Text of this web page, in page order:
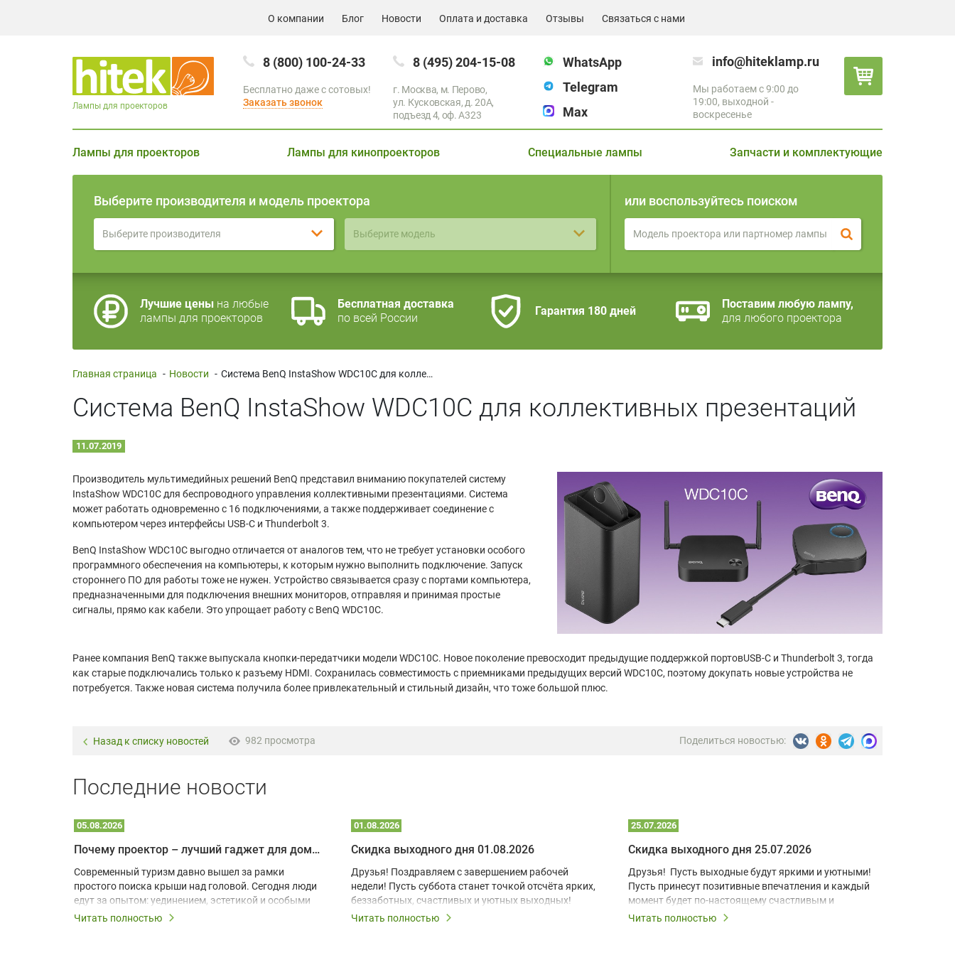
О компании Блог Новости Оплата и доставка Отзывы Связаться с нами
8 (800) 100-24-33
Бесплатно даже с сотовых!
Заказать звонок
8 (495) 204-15-08
г. Москва, м. Перово,
ул. Кусковская, д. 20А,
подъезд 4, оф. A323
WhatsApp
Telegram
Max
info@hiteklamp.ru
Мы работаем с 9:00 до
19:00, выходной -
воскресенье
Лампы для проекторов
Лампы для проекторов Лампы для кинопроекторов Специальные лампы Запчасти и комплектующие
Выберите производителя и модель проектора
Выберите производителя Выберите модель
или воспользуйтесь поиском
Лучшие цены на любые
лампы для проекторов
Бесплатная доставка
по всей России
Гарантия 180 дней
Поставим любую лампу,
для любого проектора
Главная страница - Новости - Система BenQ InstaShow WDC10C для коллективных презентаций
Система BenQ InstaShow WDC10C для коллективных презентаций
11.07.2019
Производитель мультимедийных решений BenQ представил вниманию покупателей систему
InstaShow WDC10C для беспроводного управления коллективными презентациями. Система
может работать одновременно с 16 подключениями, а также поддерживает соединение с
компьютером через интерфейсы USB-C и Thunderbolt 3.
BenQ InstaShow WDC10C выгодно отличается от аналогов тем, что не требует установки особого
программного обеспечения на компьютеры, к которым нужно выполнить подключение. Запуск
стороннего ПО для работы тоже не нужен. Устройство связывается сразу с портами компьютера,
предназначенными для подключения внешних мониторов, отправляя и принимая простые
сигналы, прямо как кабели. Это упрощает работу с BenQ WDC10C.
Ранее компания BenQ также выпускала кнопки-передатчики модели WDC10C. Новое поколение превосходит предыдущие поддержкой портовUSB-C и Thunderbolt 3, тогда
как старые подключались только к разъему HDMI. Сохранилась совместимость с приемниками предыдущих версий WDC10C, поэтому докупать новые устройства не
потребуется. Также новая система получила более привлекательный и стильный дизайн, что тоже большой плюс.
Назад к списку новостей 982 просмотра Поделиться новостью:
Последние новости
05.08.2026
Почему проектор – лучший гаджет для домика в глэмпинге
Современный туризм давно вышел за рамки
простого поиска крыши над головой. Сегодня люди
едут за опытом: уединением, эстетикой и особыми
ощущениями. Владельцы A-frame домов,
Читать полностью
01.08.2026
Скидка выходного дня 01.08.2026
Друзья! Поздравляем с завершением рабочей
недели! Пусть суббота станет точкой отсчёта ярких,
беззаботных, счастливых и уютных выходных!
Читать полностью
25.07.2026
Скидка выходного дня 25.07.2026
Друзья! Пусть выходные будут яркими и уютными!
Пусть принесут позитивные впечатления и каждый
момент будет по-настоящему счастливым и
запоминающимся!
Читать полностью